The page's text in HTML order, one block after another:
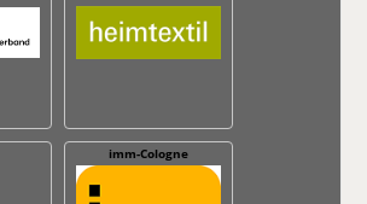
imm-Cologne